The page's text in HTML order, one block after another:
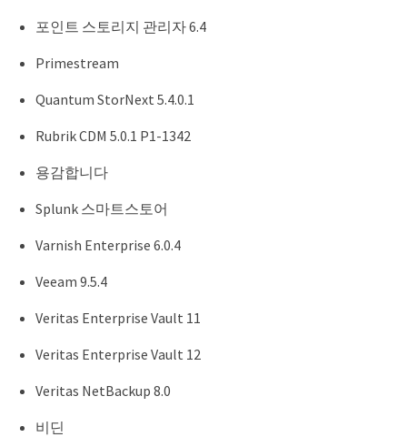
포인트 스토리지 관리자 6.4
Primestream
Quantum StorNext 5.4.0.1
Rubrik CDM 5.0.1 P1-1342
용감합니다
Splunk 스마트스토어
Varnish Enterprise 6.0.4
Veeam 9.5.4
Veritas Enterprise Vault 11
Veritas Enterprise Vault 12
Veritas NetBackup 8.0
비딘